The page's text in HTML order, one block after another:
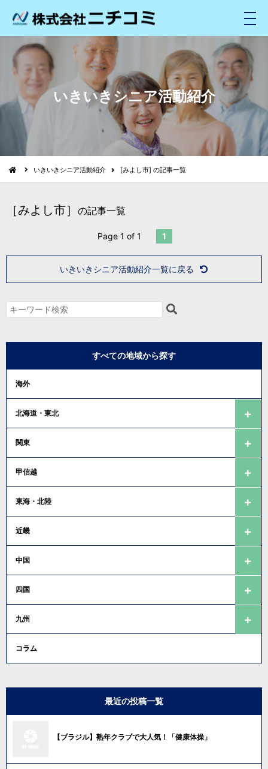
メ
ニ
ュ
いきいきシニア活動紹介
いきいきシニア活動紹介 [みよし市] の記事一覧
［みよし市］ の記事一覧
Page 1 of 1 1
いきいきシニア活動紹介一覧に戻る
すべての地域から探す
海外
北海道・東北
関東
甲信越
東海・北陸
近畿
中国
四国
九州
コラム
最近の投稿一覧
【ブラジル】熟年クラブで大人気！「健康体操」